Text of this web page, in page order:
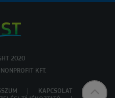
2020
KFT.
KAPCSOLAT